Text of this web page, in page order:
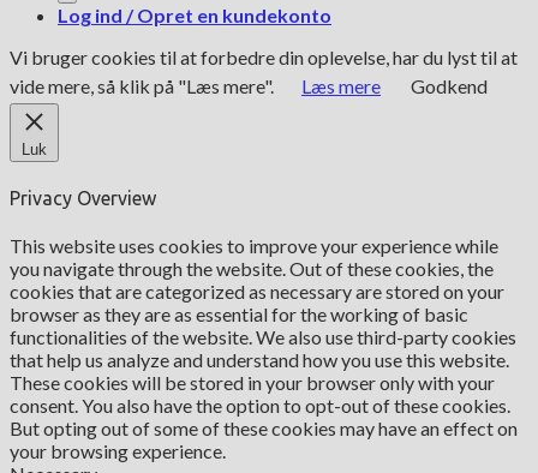
Log ind / Opret en kundekonto
Vi bruger cookies til at forbedre din oplevelse, har du lyst til at
vide mere, så klik på "Læs mere".
Læs mere Godkend
Luk
Privacy Overview
This website uses cookies to improve your experience while
you navigate through the website. Out of these cookies, the
cookies that are categorized as necessary are stored on your
browser as they are as essential for the working of basic
functionalities of the website. We also use third-party cookies
that help us analyze and understand how you use this website.
These cookies will be stored in your browser only with your
consent. You also have the option to opt-out of these cookies.
But opting out of some of these cookies may have an effect on
your browsing experience.